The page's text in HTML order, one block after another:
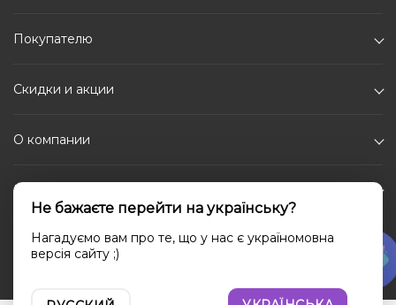
Покупателю
Скидки и акции
О компании
Каталог
Не бажаєте перейти на українську?
Нагадуємо вам про те, що у нас є україномовна
версія сайту ;)